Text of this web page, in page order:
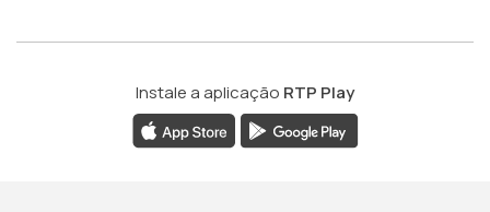
Instale a aplicação RTP Play